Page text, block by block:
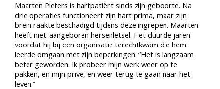
Maarten Pieters is hartpatiënt sinds zijn geboorte. Na
drie operaties functioneert zijn hart prima, maar zijn
brein raakte beschadigd tijdens deze ingrepen. Maarten
heeft niet-aangeboren hersenletsel. Het duurde jaren
voordat hij bij een organisatie terechtkwam die hem
leerde omgaan met zijn beperkingen. “Het is langzaam
beter geworden. Ik probeer mijn werk weer op te
pakken, en mijn privé, en weer terug te gaan naar het
leven.”